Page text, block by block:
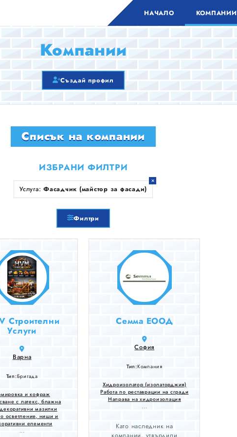
НАЧАЛО КОМПАНИИ
Компании
Създай профил
Списък на компании
ИЗБРАНИ ФИЛТРИ
Услуга: Фасадчик (майстор за фасади)
Филтри
Строителни
Услуги
Варна
Тип:Бригада
и кофраж
с латекс, блажна
мазилки
осветление, ниши и
елементи
...
Семма ЕООД
София
Тип:Компания
Хидроизолатор (изолаторджия)
Работа по реставрации на сгради
Направа на хидроизолация
...
Като наследник на
компании, утвърдили